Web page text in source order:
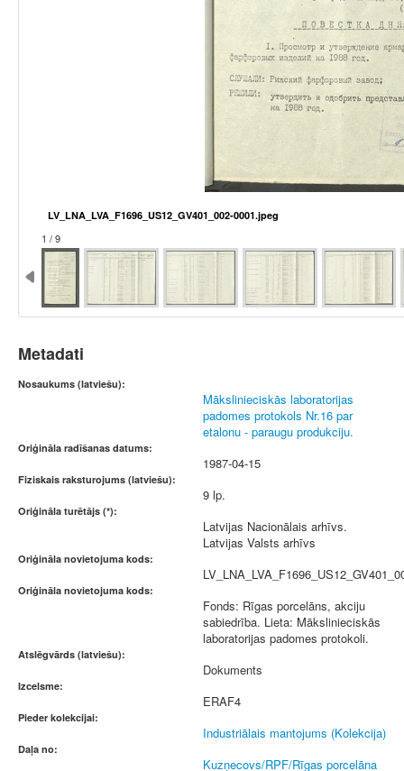
LV_LNA_LVA_F1696_US12_GV401_002-0001.jpeg
1 / 9
Metadati
Nosaukums (latviešu):
Mākslinieciskās laboratorijas
padomes protokols Nr.16 par
etalonu - paraugu produkciju.
Oriģināla radīšanas datums:
1987-04-15
Fiziskais raksturojums (latviešu):
9 lp.
Oriģināla turētājs (*):
Latvijas Nacionālais arhīvs.
Latvijas Valsts arhīvs
Oriģināla novietojuma kods:
Oriģināla novietojuma kods:
Fonds: Rīgas porcelāns, akciju
sabiedrība. Lieta: Mākslinieciskās
laboratorijas padomes protokoli.
Atslēgvārds (latviešu):
Dokuments
Izcelsme:
ERAF4
Pieder kolekcijai:
Industriālais mantojums (Kolekcija)
Daļa no:
Kuzņecovs/RPF/Rīgas porcelāna